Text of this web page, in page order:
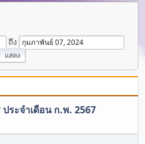
ถึง
ระจำเดือน ก.พ. 2567